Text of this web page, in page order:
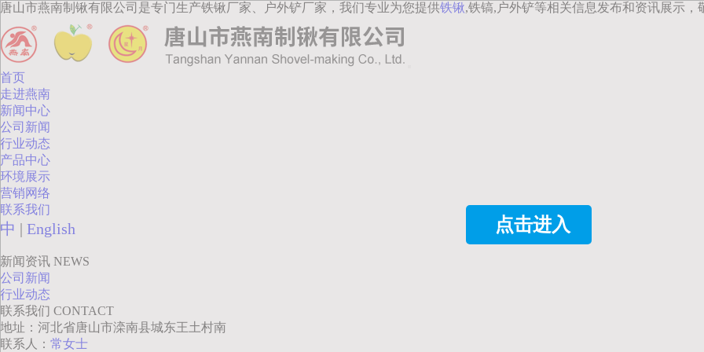
点击进入
唐山市燕南制锹有限公司是专门生产铁锹厂家、户外铲厂家，我们专业为您提供铁锹,铁镐,户外铲等相关信息发布和资讯展示，
首页
走进燕南
新闻中心
公司新闻
行业动态
产品中心
环境展示
营销网络
联系我们
中 | English
新闻资讯 NEWS
公司新闻
行业动态
联系我们 CONTACT
地址：河北省唐山市滦南县城东王土村南
联系人： 常女士